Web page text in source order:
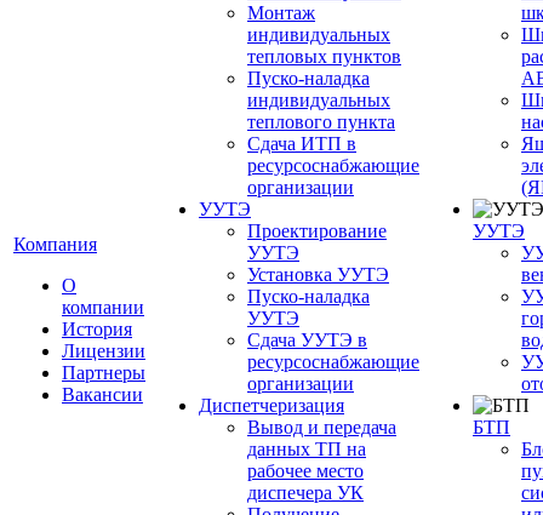
Компания
О
компании
История
Лицензии
Партнеры
Вакансии
Монтаж
индивидуальных
тепловых пунктов
Пуско-наладка
индивидуальных
теплового пункта
Сдача ИТП в
ресурсоснабжающие
организации
УУТЭ
Проектирование
УУТЭ
Установка УУТЭ
Пуско-наладка
УУТЭ
Сдача УУТЭ в
ресурсоснабжающие
организации
Диспетчеризация
Вывод и передача
данных ТП на
рабочее место
диспечера УК
УУТЭ
БТП